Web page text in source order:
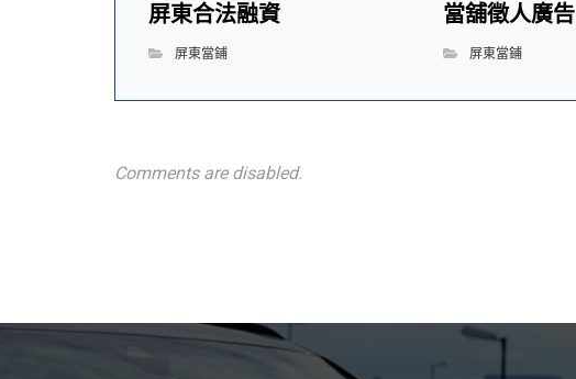
屏東合法融資
屏東當鋪
當舖徵人廣告
屏東當鋪
Comments are disabled.